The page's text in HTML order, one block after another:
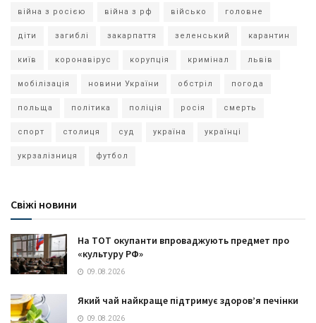
війна з росією війна з рф військо головне
діти загиблі закарпаття зеленський карантин
київ коронавірус корупція кримінал львів
мобілізація новини України обстріл погода
польща політика поліція росія смерть
спорт столиця суд україна українці
укрзалізниця футбол
Свіжі новини
На ТОТ окупанти впроваджують предмет про
«культуру РФ»
09.08.2026
Який чай найкраще підтримує здоров’я печінки
09.08.2026